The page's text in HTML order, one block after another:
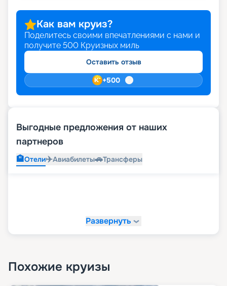
Как вам круиз?
Поделитесь своими впечатлениями с нами и
получите 500 Круизных миль
Оставить отзыв
+500
Выгодные предложения от наших
партнеров
🏨Отели✈️Авиабилеты🚗Трансферы
Развернуть
Похожие круизы